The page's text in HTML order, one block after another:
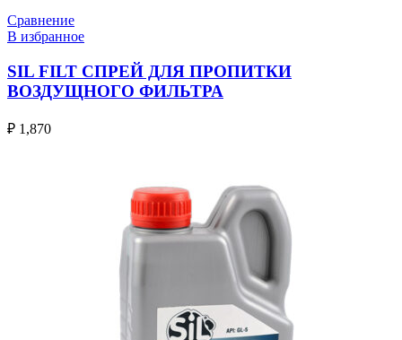
Сравнение
В избранное
SIL FILT СПРЕЙ ДЛЯ ПРОПИТКИ
ВОЗДУЩНОГО ФИЛЬТРА
₽ 1,870